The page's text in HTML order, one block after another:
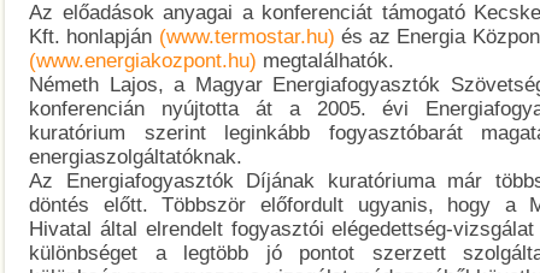
Az előadások anyagai a konferenciát támogató
Kft. honlapján (www.termostar.hu) és az Energia
(www.energiakozpont.hu) megtalálhatók.
Németh Lajos, a Magyar Energiafogyasztók
konferencián nyújtotta át a 2005. évi
kuratórium szerint leginkább fogyasztóbarát
energiaszolgáltatóknak.
Az Energiafogyasztók Díjának kuratóriuma már
döntés előtt. Többször előfordult ugyanis, hogy a
Hivatal által elrendelt fogyasztói elégedettség-
különbséget a legtöbb jó pontot szerzett